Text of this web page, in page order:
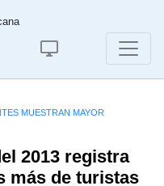
MUESTRAN MAYOR
2013 registra
más de turistas